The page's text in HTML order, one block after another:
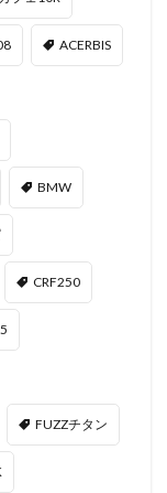
ACERBIS
BMW
CRF250
FUZZチタン